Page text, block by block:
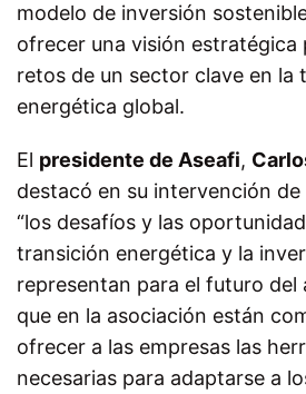
modelo de inversión
ofrecer una visión estratégica
retos de un sector clave en la
energética global.
El presidente de Aseafi,
destacó en su intervención
“los desafíos y las
transición energética y la
representan para el futuro del
que en la asociación están
ofrecer a las empresas las
necesarias para adaptarse a